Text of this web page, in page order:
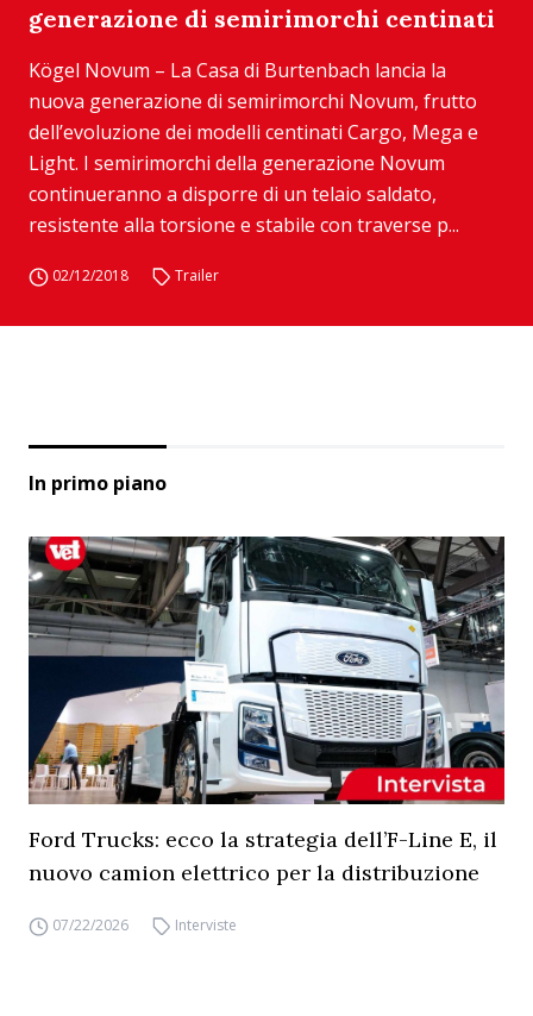
generazione di semirimorchi centinati
Kögel Novum – La Casa di Burtenbach lancia la
nuova generazione di semirimorchi Novum, frutto
dell’evoluzione dei modelli centinati Cargo, Mega e
Light. I semirimorchi della generazione Novum
continueranno a disporre di un telaio saldato,
resistente alla torsione e stabile con traverse p...
02/12/2018 Trailer
In primo piano
Ford Trucks: ecco la strategia dell’F-Line E, il
nuovo camion elettrico per la distribuzione
07/22/2026 Interviste